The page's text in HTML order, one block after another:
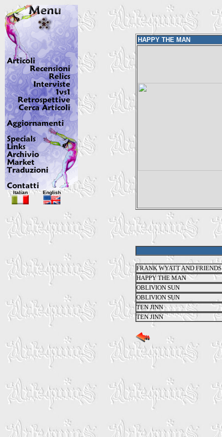
HAPPY THE MAN
FRANK WYATT AND FRIENDS
HAPPY THE MAN
OBLIVION SUN
OBLIVION SUN
TEN JINN
TEN JINN
Italian English